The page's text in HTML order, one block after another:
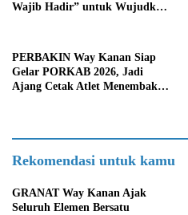
Wajib Hadir” untuk Wujudkan
PERBAKIN Way Kanan Siap
Gelar PORKAB 2026, Jadi
Ajang Cetak Atlet Menembak
Rekomendasi untuk kamu
GRANAT Way Kanan Ajak
Seluruh Elemen Bersatu